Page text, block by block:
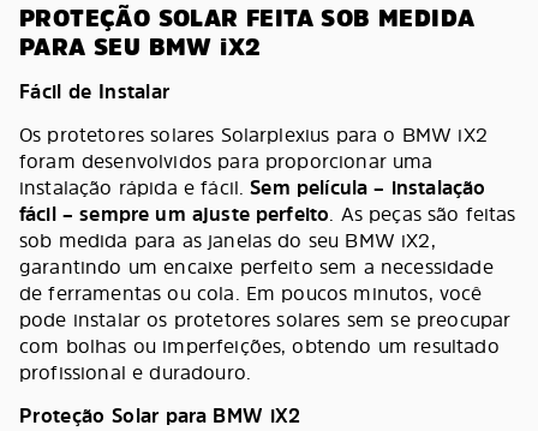
PROTEÇÃO SOLAR FEITA SOB MEDIDA
PARA SEU BMW iX2
Fácil de Instalar
Os protetores solares Solarplexius para o BMW iX2
foram desenvolvidos para proporcionar uma
instalação rápida e fácil.Sem película – instalação
fácil – sempre um ajuste perfeito. As peças são feitas
sob medida para as janelas do seu BMW iX2,
garantindo um encaixe perfeito sem a necessidade
de ferramentas ou cola. Em poucos minutos, você
pode instalar os protetores solares sem se preocupar
com bolhas ou imperfeições, obtendo um resultado
profissional e duradouro.
Proteção Solar para BMW iX2